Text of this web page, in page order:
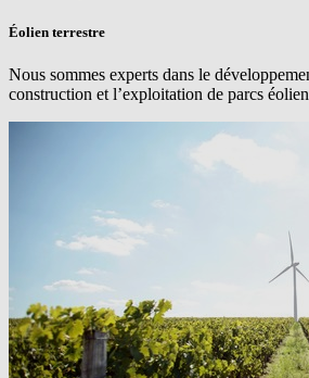
Éolien terrestre
Nous sommes experts dans le
construction et l’exploitation de parcs